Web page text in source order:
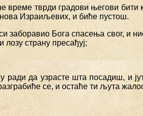
време тврди градови његови бити
Израиљевих, и биће пустош.
заборавио Бога спасења свог, и
лозу страну пресађуј;
ради да узрасте шта посадиш, и
се, и остаће ти љута